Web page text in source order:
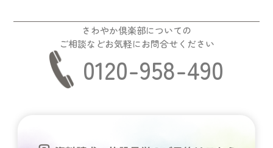
さわやか倶楽部についての
ご相談などお気軽にお問合せください
0120-958-490